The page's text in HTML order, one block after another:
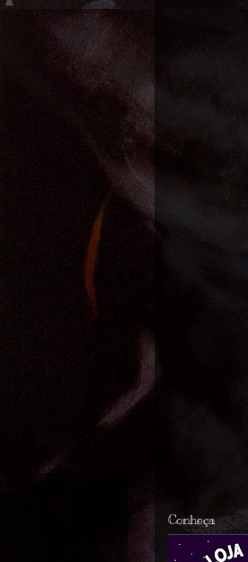
Conheça